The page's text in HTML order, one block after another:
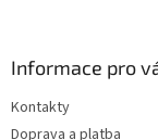
Informace pro
Kontakty
Doprava a platba